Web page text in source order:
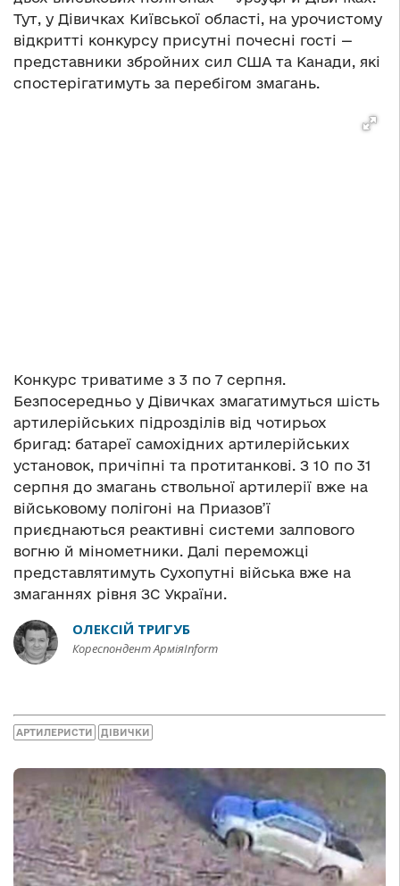
Тут, у Дівичках Київської області, на урочистому
відкритті конкурсу присутні почесні гості —
представники збройних сил США та Канади, які
спостерігатимуть за перебігом змагань.
Конкурс триватиме з 3 по 7 серпня.
Безпосередньо у Дівичках змагатимуться шість
артилерійських підрозділів від чотирьох
бригад: батареї самохідних артилерійських
установок, причіпні та протитанкові. З 10 по 31
серпня до змагань ствольної артилерії вже на
військовому полігоні на Приазов’ї
приєднаються реактивні системи залпового
вогню й мінометники. Далі переможці
представлятимуть Сухопутні війська вже на
змаганнях рівня ЗС України.
ОЛЕКСІЙ ТРИГУБ
Кореспондент АрміяInform
АРТИЛЕРИСТИ ДІВИЧКИ